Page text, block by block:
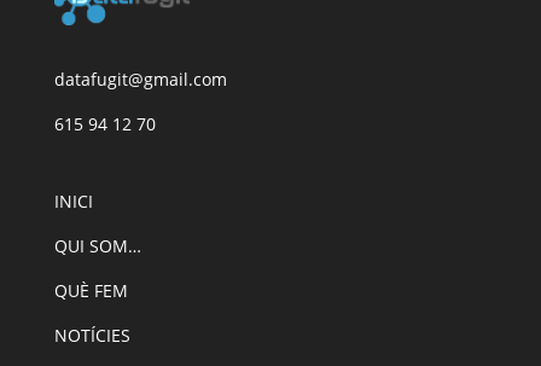
datafugit@gmail.com
615 94 12 70
INICI
QUI SOM…
QUÈ FEM
NOTÍCIES